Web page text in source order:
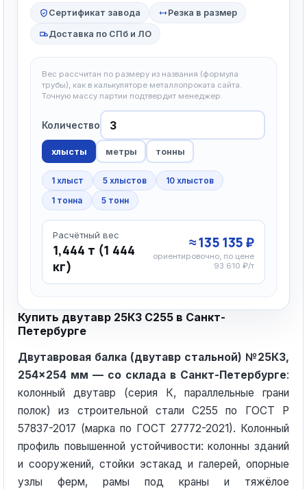
Сертификат завода Резка в размер
Доставка по СПб и ЛО
Вес рассчитан по размеру из названия (формула
трубы), как в калькуляторе металлопроката сайта.
Точную массу партии подтвердит менеджер.
Количество
хлысты метры тонны
1 хлыст 5 хлыстов
10 хлыстов
1 тонна
5 тонн
Расчётный вес
1,444 т (1 444
кг)
≈ 135 135 ₽
ориентировочно, по цене
93 610 ₽/т
Купить двутавр 25К3 С255 в Санкт-
Петербурге
Двутавровая балка (двутавр стальной) №25К3,
254×254 мм — со склада в Санкт-Петербурге:
колонный двутавр (серия К, параллельные грани
полок) из строительной стали С255 по ГОСТ Р
57837-2017 (марка по ГОСТ 27772-2021). Колонный
профиль повышенной устойчивости: колонны зданий
и сооружений, стойки эстакад и галерей, опорные
узлы ферм, рамы под краны и тяжёлое